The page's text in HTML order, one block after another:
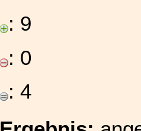
: 9
: 0
: 4